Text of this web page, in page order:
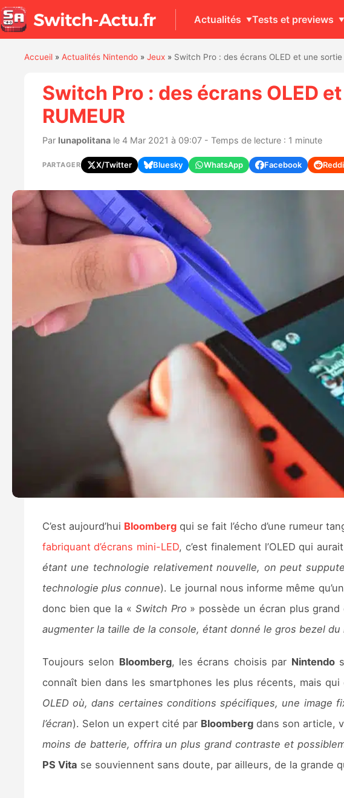
Actualités Tests et previews
Accueil» Actualités Nintendo» Jeux» Switch Pro : des écrans OLED et une sortie
Switch Pro : des écrans OLED
RUMEUR
Par lunapolitanale 4 Mar 2021 à 09:07 - Temps de lecture : 1 minute
PARTAGER X/Twitter Bluesky WhatsApp Facebook
C’est aujourd’hui Bloomberg qui se fait l’écho d’une rumeur
fabriquant d’écrans mini-LED, c’est finalement l’OLED qui
étant une technologie relativement nouvelle, on peut
technologie plus connue). Le journal nous informe même
donc bien que la « Switch Pro » possède un écran plus
augmenter la taille de la console, étant donné le gros bezel du
Toujours selon Bloomberg, les écrans choisis par Nintendo
connaît bien dans les smartphones les plus récents, mais
OLED où, dans certaines conditions spécifiques, une image
l’écran). Selon un expert cité par Bloombergdans son article,
moins de batterie, offrira un plus grand contraste et
PS Vita se souviennent sans doute, par ailleurs, de la grande